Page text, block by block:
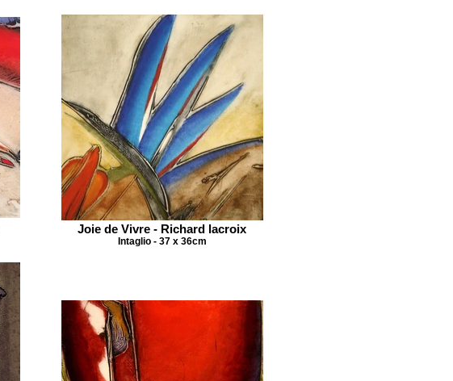
Joie de Vivre - Richard lacroix
Intaglio - 37 x 36cm